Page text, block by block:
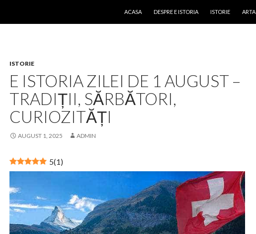
ACASA
DESPRE E ISTORIA ISTORIE ARTA
ISTORIE
E ISTORIA ZILEI DE 1 AUGUST –
TRADIȚII, SĂRBĂTORI,
CURIOZITĂȚI
AUGUST 1, 2025 ADMIN
5(1)